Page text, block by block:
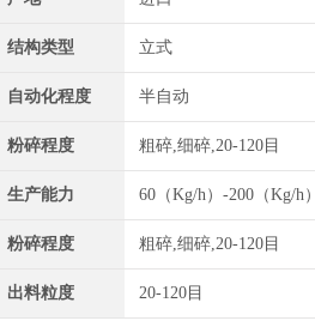
结构类型 立式
自动化程度 半自动
粉碎程度 粗碎,细碎,20-120目
生产能力 60（Kg/h）-200（Kg/h）
粉碎程度 粗碎,细碎,20-120目
出料粒度 20-120目